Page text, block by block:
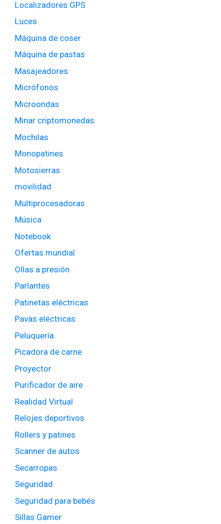
Localizadores GPS
Luces
Máquina de coser
Máquina de pastas
Masajeadores
Micrófonos
Microondas
Minar criptomonedas
Mochilas
Monopatines
Motosierras
movilidad
Multiprocesadoras
Música
Notebook
Ofertas mundial
Ollas a presión
Parlantes
Patinetas eléctricas
Pavas eléctricas
Peluquería
Picadora de carne
Proyector
Purificador de aire
Realidad Virtual
Relojes deportivos
Rollers y patines
Scanner de autos
Secarropas
Seguridad
Seguridad para bebés
Sillas Gamer